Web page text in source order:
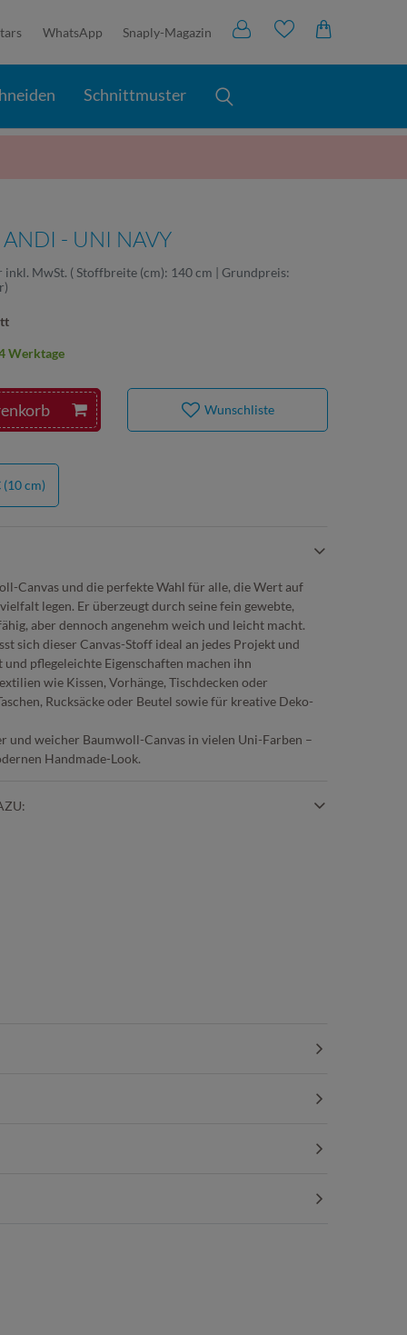
WhatsApp Snaply-Magazin
Schnittmuster
- UNI NAVY
inkl. MwSt. ( Stoffbreite (cm): 140 cm | Grundpreis:
)
Werktage
Wunschliste
(10 cm)
Canvas und die perfekte Wahl für alle, die Wert auf
legen. Er überzeugt durch seine fein gewebte,
aber dennoch angenehm weich und leicht macht.
sich dieser Canvas-Stoff ideal an jedes Projekt und
pflegeleichte Eigenschaften machen ihn
wie Kissen, Vorhänge, Tischdecken oder
Rucksäcke oder Beutel sowie für kreative Deko-
und weicher Baumwoll-Canvas in vielen Uni-Farben –
Handmade-Look.